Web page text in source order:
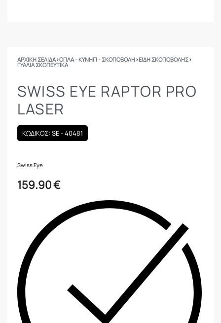
ΑΡΧΙΚΉ ΣΕΛΊΔΑ›ΟΠΛΑ - ΚΥΝΗΓΙ - ΣΚΟΠΟΒΟΛΗ›ΕΙΔΗ ΣΚΟΠΟΒΟΛΗΣ›
ΓΥΑΛΙΆ ΣΚΟΠΕΥΤΙΚΆ
SWISS EYE RAPTOR PRO
LASER
ΚΩΔΙΚΟΣ: SE - 40481
Swiss Eye
159.90€